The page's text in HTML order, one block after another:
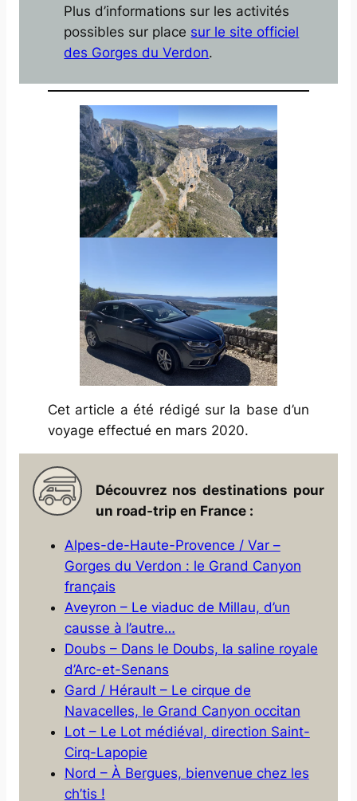
Plus d’informations sur les activités
possibles sur place sur le site officiel
des Gorges du Verdon.
Cet article a été rédigé sur la base d’un
voyage effectué en mars 2020.
Découvrez nos destinations pour
un road-trip en France :
Alpes-de-Haute-Provence / Var –
Gorges du Verdon : le Grand Canyon
français
Aveyron – Le viaduc de Millau, d’un
causse à l’autre…
Doubs – Dans le Doubs, la saline royale
d’Arc-et-Senans
Gard / Hérault – Le cirque de
Navacelles, le Grand Canyon occitan
Lot – Le Lot médiéval, direction Saint-
Cirq-Lapopie
Nord – À Bergues, bienvenue chez les
ch’tis !